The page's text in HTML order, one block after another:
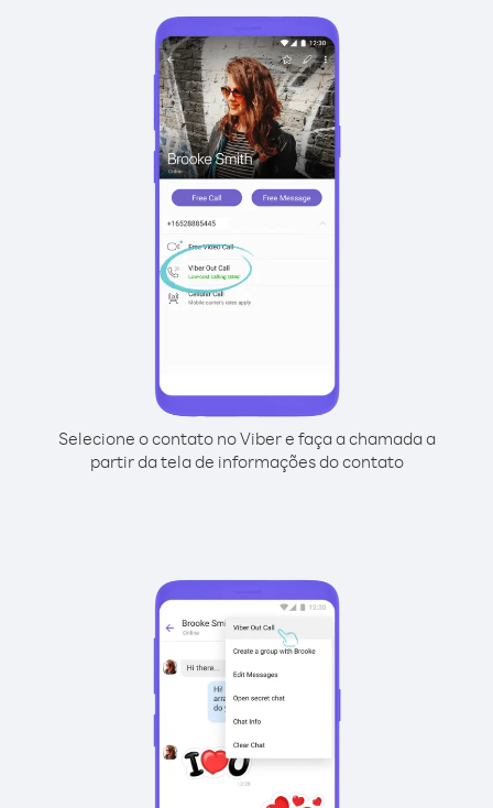
Selecione o contato no Viber e faça a chamada a
partir da tela de informações do contato